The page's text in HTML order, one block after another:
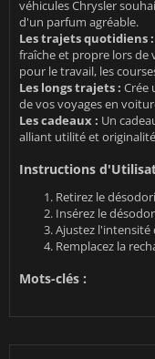
véhicules Chrysler
d'un parfum agréable.
Les trajets quotidiens :
fraîche et propre lors de
pour le travail, les
Les longs trajets : Crée
de vos voyages en
Les cadeaux : Un
alliant utilité et
Instructions
Retirez le
Insérez le
Ajustez l'intensité
Remplacez la
Mots-clés :